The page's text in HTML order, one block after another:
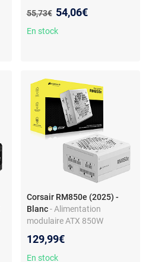
Ancien prix :
55,73€ Nouveau prix :
54,06€
En stock
Corsair RM850e (2025) -
Blanc - Alimentation
modulaire ATX 850W
Gold
129,99€
En stock